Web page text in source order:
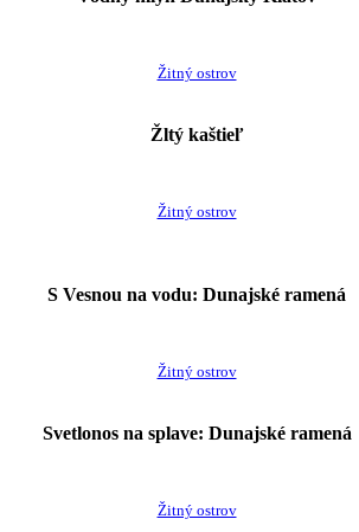
Žitný ostrov
Žltý kaštieľ
Žitný ostrov
S Vesnou na vodu: Dunajské ramená
Žitný ostrov
Svetlonos na splave: Dunajské ramená
Žitný ostrov